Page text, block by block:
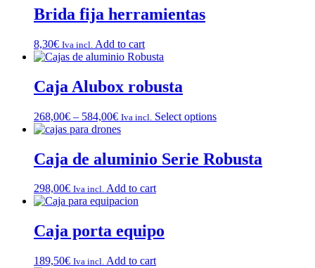
Brida fija herramientas
8,30€ Iva incl. Add to cart
Caja Alubox robusta
268,00€ – 584,00€ Iva incl. Select options
Caja de aluminio Serie Robusta
298,00€ Iva incl. Add to cart
Caja porta equipo
189,50€ Iva incl. Add to cart